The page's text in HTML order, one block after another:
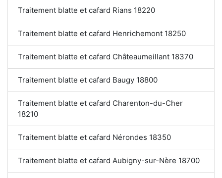
Traitement blatte et cafard Rians 18220
Traitement blatte et cafard Henrichemont 18250
Traitement blatte et cafard Châteaumeillant 18370
Traitement blatte et cafard Baugy 18800
Traitement blatte et cafard Charenton-du-Cher
18210
Traitement blatte et cafard Nérondes 18350
Traitement blatte et cafard Aubigny-sur-Nère 18700